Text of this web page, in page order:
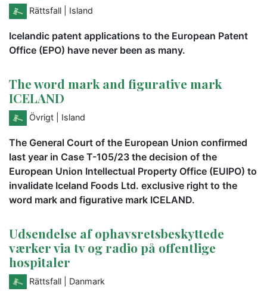
Rättsfall | Island
Icelandic patent applications to the European Patent
Office (EPO) have never been as many.
The word mark and figurative mark
ICELAND
Övrigt | Island
The General Court of the European Union confirmed
last year in Case T-105/23 the decision of the
European Union Intellectual Property Office (EUIPO) to
invalidate Iceland Foods Ltd. exclusive right to the
word mark and figurative mark ICELAND.
Udsendelse af ophavsretsbeskyttede
værker via tv og radio på offentlige
hospitaler
Rättsfall | Danmark